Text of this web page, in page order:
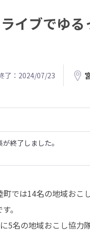
ライブでゆ
了：2024/07/23
終了しました。
では14名の地域おこ
。
5名の地域おこし協力